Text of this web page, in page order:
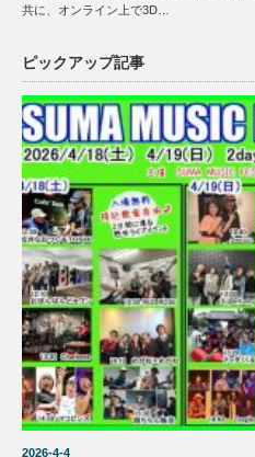
共に、オンライン上で3D…
ピックアップ記事
2026-4-4